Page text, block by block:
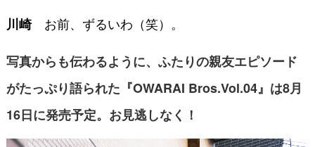
川崎お前、ずるいわ（笑）。
写真からも伝わるように、ふたりの親友エピソード
がたっぷり語られた『OWARAI Bros.Vol.04』は8月
16日に発売予定。お見逃しなく！